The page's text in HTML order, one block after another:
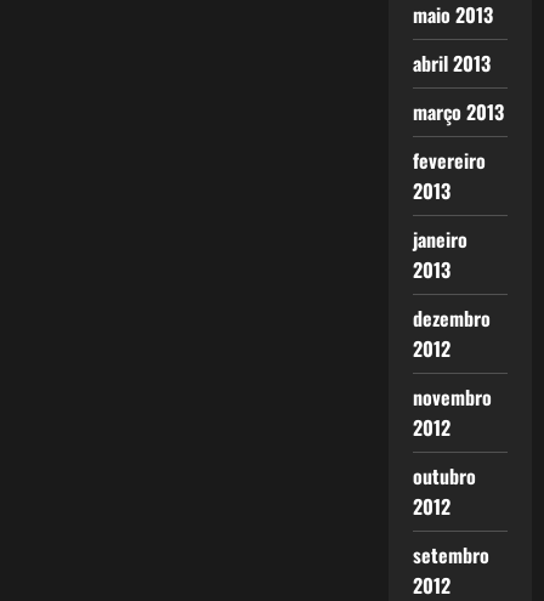
maio 2013
abril 2013
março 2013
fevereiro
2013
janeiro
2013
dezembro
2012
novembro
2012
outubro
2012
setembro
2012